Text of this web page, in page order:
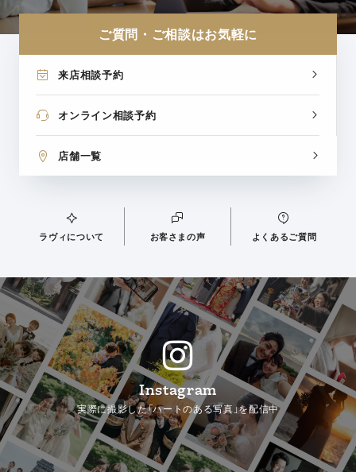
ご質問・ご相談はお気軽に
来店相談予約
オンライン相談予約
店舗一覧
ラヴィについて お客さまの声 よくあるご質問
Instagram
実際に撮影した「ハートのある写真」を配信中